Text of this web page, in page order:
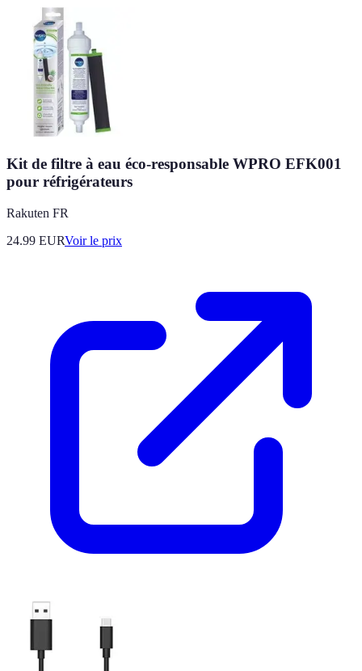
Kit de filtre à eau éco-responsable WPRO EFK001
pour réfrigérateurs
Rakuten FR
24.99 EURVoir le prix